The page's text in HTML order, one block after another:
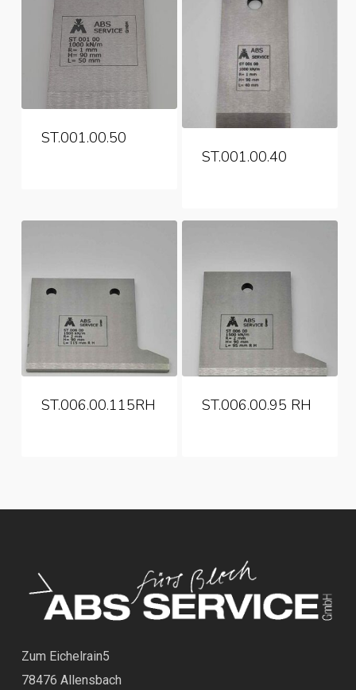
ST.001.00.50
ST.001.00.40
ST.006.00.115RH ST.006.00.95 RH
Zum Eichelrain5
78476 Allensbach